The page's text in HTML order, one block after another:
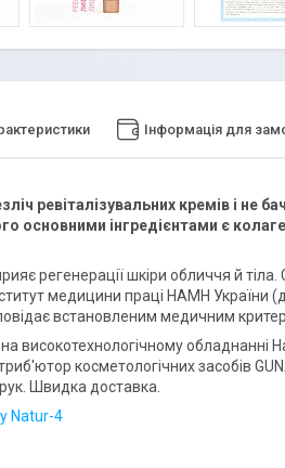
Інформація для
ревіталізувальних кремів і не
основними інгредієнтами є
регенерації шкіри обличчя й
медицини праці НАМН України
встановленим медичним
високотехнологічному обладнанні
косметологічних засобів
Швидка доставка.
Natur-4